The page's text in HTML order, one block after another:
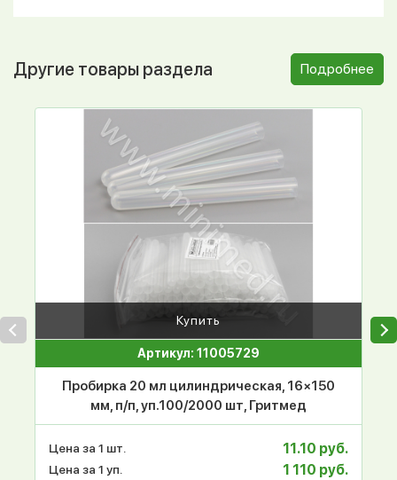
Другие товары раздела Подробнее
Купить
Артикул: 11005729
Пробирка 20 мл цилиндрическая, 16×150
мм, п/п, уп.100/2000 шт, Гритмед
Цена за 1 шт. 11.10 руб.
Цена за 1 уп. 1 110 руб.